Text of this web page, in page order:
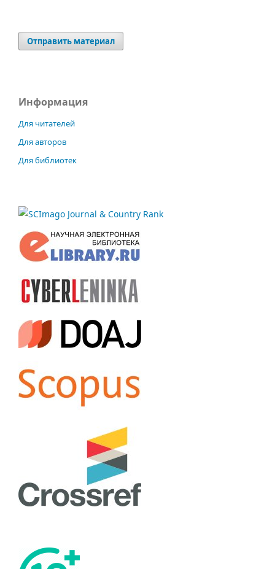
Отправить материал
Информация
Для читателей
Для авторов
Для библиотек